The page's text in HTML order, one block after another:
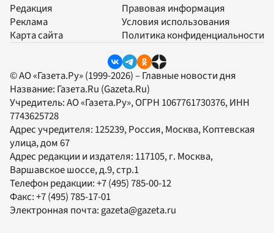
Редакция
Реклама
Карта сайта
Правовая информация
Условия использования
Политика конфиденциальности
© АО «Газета.Ру» (1999-2026) – Главные новости дня
Название: Газета.Ru (Gazeta.Ru)
Учредитель:АО «Газета.Ру», ОГРН 1067761730376, ИНН
7743625728
Адрес учредителя: 125239, Россия, Москва, Коптевская
улица, дом 67
Адрес редакции и издателя: 117105, г. Москва,
Варшавское шоссе, д.9, стр.1
Телефон редакции:+7 (495) 785-00-12
Факс:+7 (495) 785-17-01
Электронная почта:gazeta@gazeta.ru